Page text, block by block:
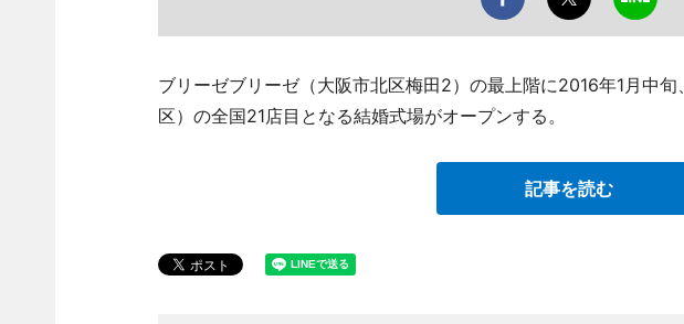
ブリーゼブリーゼ（大阪市北区梅田2）の最上階に2016年1月中
区）の全国21店目となる結婚式場がオープンする。
記事を読む